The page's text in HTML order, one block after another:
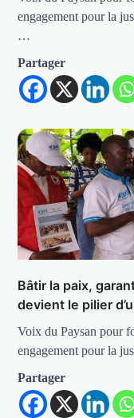
engagement pour la
…
Partager
Bâtir la paix,
devient le pilier
Voix du Paysan pour
engagement pour la
Partager